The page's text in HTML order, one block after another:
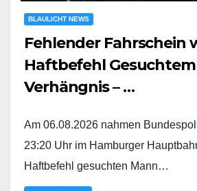
BLAULICHT NEWS
Fehlender Fahrschein
Haftbefehl
Verhängnis – …
Am 06.08.2026 nahmen
23:20 Uhr im Hamburger
Haftbefehl gesuchten Mann…